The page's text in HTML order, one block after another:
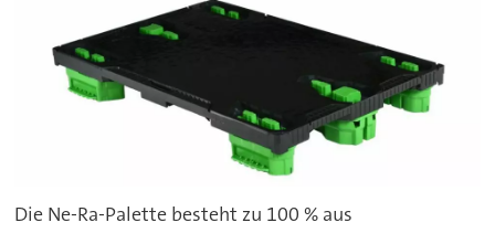
Die Ne-Ra-Palette besteht zu 100 % aus